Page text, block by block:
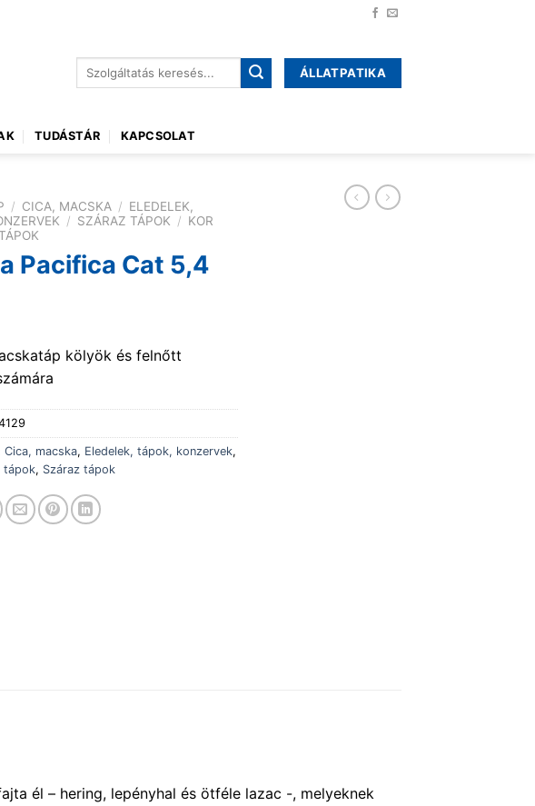
Keresés
ÁLLATPATIKA
TUDÁSTÁR KAPCSOLAT
/ CICA, MACSKA / ELEDELEK,
/ SZÁRAZ TÁPOK / KOR
Pacifica Cat 5,4
kölyök és felnőtt
Cica, macska, Eledelek, tápok, konzervek,
tápok, Száraz tápok
él – hering, lepényhal és ötféle lazac -, melyeknek